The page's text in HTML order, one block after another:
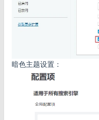
暗色主题设置：